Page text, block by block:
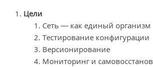
Цели
Сеть — как единый организм
Тестирование конфигурации
Версионирование
Мониторинг и